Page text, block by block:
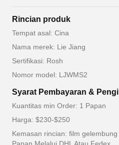
Rincian produk
Tempat asal: Cina
Nama merek: Lie Jiang
Sertifikasi: Rosh
Nomor model: LJWMS2
Syarat Pembayaran &
Kuantitas min Order: 1 Papan
Harga: $230-$250
Kemasan rincian: film